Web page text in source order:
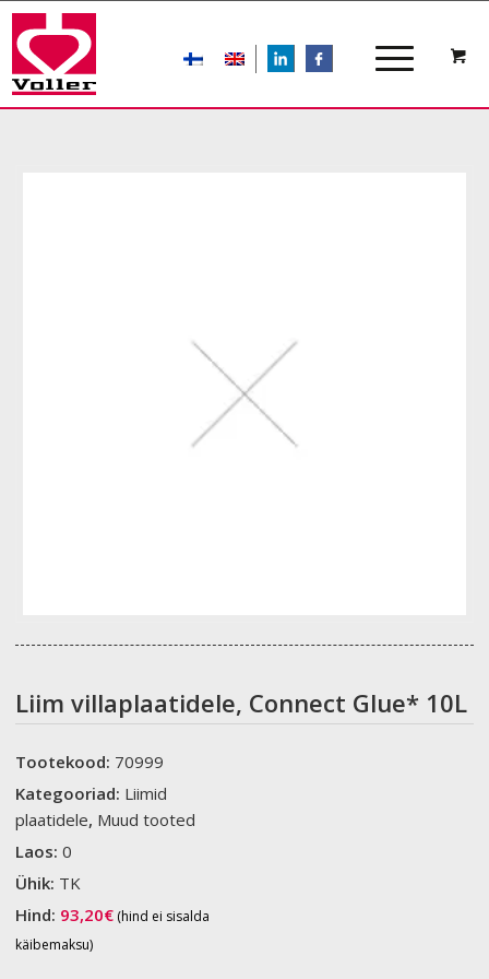
LIn
Liim villaplaatidele, Connect Glue* 10L
Tootekood: 70999
Kategooriad: Liimid
plaatidele, Muud tooted
Laos:0
Ühik: TK
Hind: 93,20€ (hind ei sisalda
käibemaksu)